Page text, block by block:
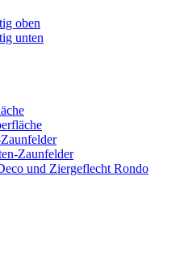
oben
unten
Zaunfelder
und Ziergeflecht Rondo